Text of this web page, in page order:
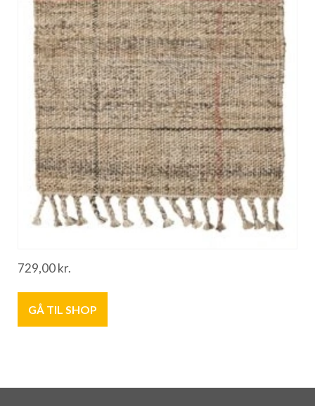
729,00kr.
GÅ TIL SHOP